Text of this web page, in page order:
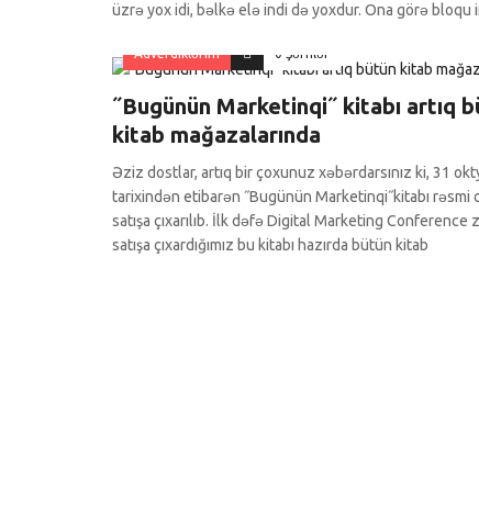
üzrə yox idi, bəlkə elə indi də yoxdur. Ona görə bloqu
Adverdiklərim 0 Şərhlər
˝Bugünün Marketinqi˝ kitabı artıq
kitab mağazalarında
Əziz dostlar, artıq bir çoxunuz xəbərdarsınız ki, 31
tarixindən etibarən ˝Bugünün Marketinqi˝kitabı rəsmi
satışa çıxarılıb. İlk dəfə Digital Marketing Conference
satışa çıxardığımız bu kitabı hazırda bütün kitab